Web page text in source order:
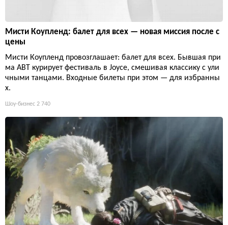
Мисти Коупленд: балет для всех — новая миссия после с
цены
Мисти Коупленд провозглашает: балет для всех. Бывшая при
ма ABT курирует фестиваль в Joyce, смешивая классику с ули
чными танцами. Входные билеты при этом — для избранны
х.
Шоу-бизнес 2 740